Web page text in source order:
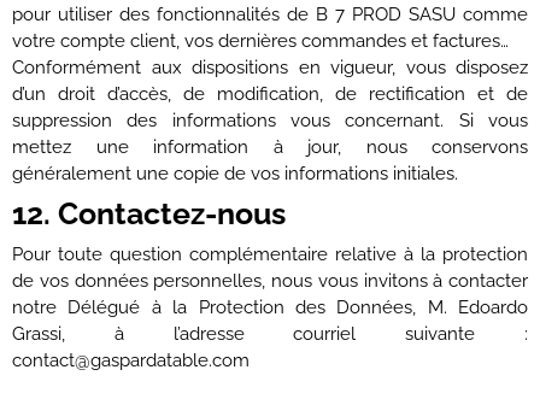
pour utiliser des fonctionnalités de B 7 PROD SASU comme
votre compte client, vos dernières commandes et factures…
Conformément aux dispositions en vigueur, vous disposez
d’un droit d’accès, de modification, de rectification et de
suppression des informations vous concernant. Si vous
mettez une information à jour, nous conservons
généralement une copie de vos informations initiales.
12. Contactez-nous
Pour toute question complémentaire relative à la protection
de vos données personnelles, nous vous invitons à contacter
notre Délégué à la Protection des Données, M. Edoardo
Grassi, à l’adresse courriel suivante :
contact@gaspardatable.com